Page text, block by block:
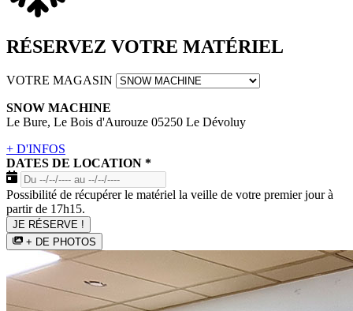
RÉSERVEZ VOTRE MATÉRIEL
VOTRE MAGASIN
SNOW MACHINE
Le Bure, Le Bois d'Aurouze 05250 Le Dévoluy
+ D'INFOS
DATES DE LOCATION *
Possibilité de récupérer le matériel la veille de votre premier jour à
partir de 17h15.
JE RÉSERVE !
+ DE PHOTOS